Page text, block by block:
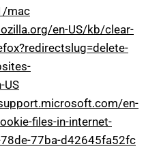
mac
en-US/kb/clear-
US
en-
files-in-internet-
77ba-d42645fa52fc